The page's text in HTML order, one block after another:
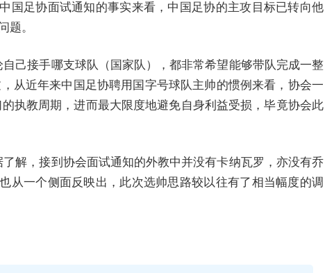
国足协面试通知的事实来看，中国足协的主攻目标已转向他
题。
己接手哪支球队（国家队），都非常希望能够带队完成一整
从近年来中国足协聘用国字号球队主帅的惯例来看，协会一
执教周期，进而最大限度地避免自身利益受损，毕竟协会此
解，接到协会面试通知的外教中并没有卡纳瓦罗，亦没有乔
也从一个侧面反映出，此次选帅思路较以往有了相当幅度的调